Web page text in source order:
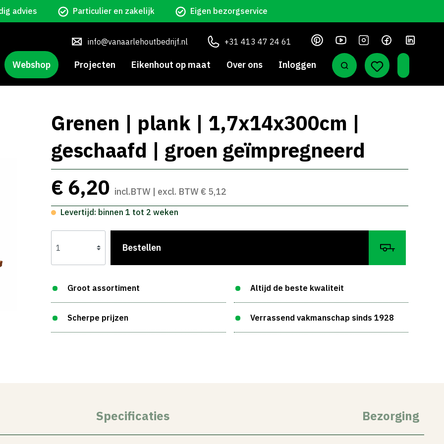
advies Particulier en zakelijk Eigen bezorgservice
info@vanaarlehoutbedrijf.nl +31 413 47 24 61
Webshop Projecten Eikenhout op maat Over ons Inloggen
Grenen | plank | 1,7x14x300cm |
geschaafd | groen geïmpregneerd
€ 6,20 incl.BTW | excl. BTW € 5,12
Levertijd: binnen 1 tot 2 weken
Bestellen
Groot assortiment
Scherpe prijzen
Altijd de beste kwaliteit
Verrassend vakmanschap sinds 1928
Specificaties Bezorging